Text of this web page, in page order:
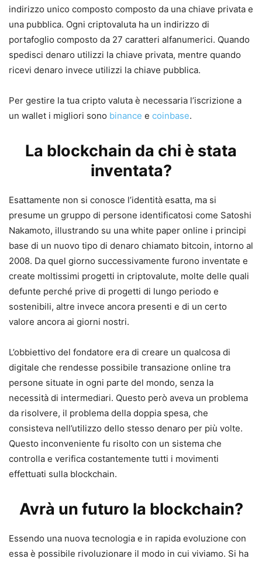
indirizzo unico composto composto da una chiave privata e
una pubblica. Ogni criptovaluta ha un indirizzo di
portafoglio composto da 27 caratteri alfanumerici. Quando
spedisci denaro utilizzi la chiave privata, mentre quando
ricevi denaro invece utilizzi la chiave pubblica.
Per gestire la tua cripto valuta è necessaria l’iscrizione a
un wallet i migliori sono binance e coinbase.
La blockchain da chi è stata
inventata?
Esattamente non si conosce l’identità esatta, ma si
presume un gruppo di persone identificatosi come Satoshi
Nakamoto, illustrando su una white paper online i principi
base di un nuovo tipo di denaro chiamato bitcoin, intorno al
2008. Da quel giorno successivamente furono inventate e
create moltissimi progetti in criptovalute, molte delle quali
defunte perché prive di progetti di lungo periodo e
sostenibili, altre invece ancora presenti e di un certo
valore ancora ai giorni nostri.
L’obbiettivo del fondatore era di creare un qualcosa di
digitale che rendesse possibile transazione online tra
persone situate in ogni parte del mondo, senza la
necessità di intermediari. Questo però aveva un problema
da risolvere, il problema della doppia spesa, che
consisteva nell’utilizzo dello stesso denaro per più volte.
Questo inconveniente fu risolto con un sistema che
controlla e verifica costantemente tutti i movimenti
effettuati sulla blockchain.
Avrà un futuro la blockchain?
Essendo una nuova tecnologia e in rapida evoluzione con
essa è possibile rivoluzionare il modo in cui viviamo. Si ha